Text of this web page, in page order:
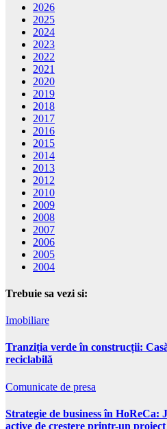
2026
2025
2024
2023
2022
2021
2020
2019
2018
2017
2016
2015
2014
2013
2012
2010
2009
2008
2007
2006
2005
2004
Trebuie sa vezi si:
Imobiliare
Tranziția verde în construcții:
reciclabilă
Comunicate de presa
Strategie de business în HoReCa:
active de creștere printr-un